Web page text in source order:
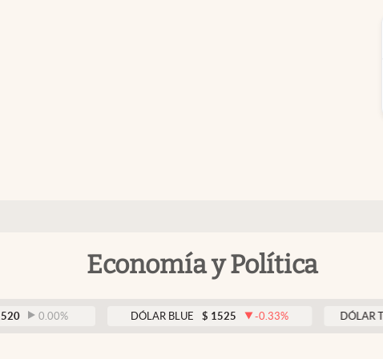
Economía y Política
0.00 % DÓLAR BLUE $ 1525 -0.33 % DÓLAR TARJETA